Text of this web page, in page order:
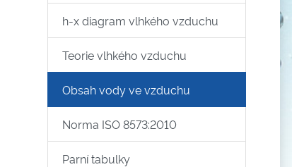
h-x diagram vlhkého vzduchu
Teorie vlhkého vzduchu
Obsah vody ve vzduchu
Norma ISO 8573:2010
Parní tabulky